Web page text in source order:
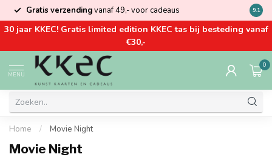
Gratis verzendingvanaf 49,- voor cadeaus Kom
9.1
30 jaar KKEC! Gratis limited edition KKEC tas bij besteding vanaf
€30,-
MENU
0
Home / Movie Night
Movie Night